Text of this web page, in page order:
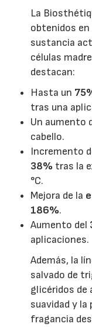
La
obtenidos
sustancia
células
destacan:
Hasta un
tras una
Un aumento
cabello.
Incremento
38% tras la
°C.
Mejora de la
186%.
Aumento del
aplicaciones.
Además, la
salvado de
glicéridos de
suavidad y la
fragancia